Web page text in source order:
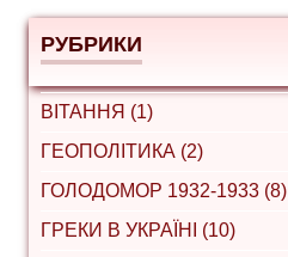
РУБРИКИ
ВІТАННЯ (1)
ГЕОПОЛІТИКА (2)
ГОЛОДОМОР 1932-1933 (8)
ГРЕКИ В УКРАЇНІ (10)